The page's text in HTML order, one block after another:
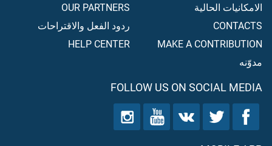
الامكانيات الحالية
CONTACTS
MAKE A CONTRIBUTION
مدوّنه
OUR PARTNERS
ردود الفعل والاقتراحات
HELP CENTER
FOLLOW US ON SOCIAL MEDIA